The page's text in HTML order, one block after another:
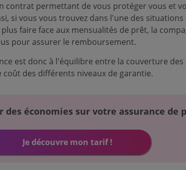
contrat permettant de vous protéger vous et
si vous vous trouvez dans l'une des situations
faire face aux mensualités de prêt, la
pour assurer le remboursement.
est donc à l'équilibre entre la couverture des
des différents niveaux de garantie.
des économies sur votre assurance de
Je découvre mon tarif !